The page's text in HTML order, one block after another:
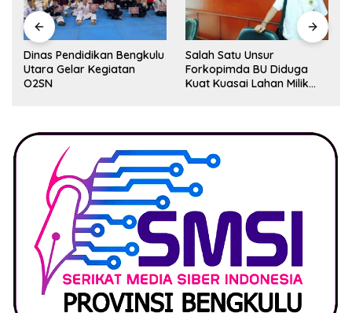
Dinas Pendidikan Bengkulu
Utara Gelar Kegiatan
O2SN
Salah Satu Unsur
Forkopimda BU Diduga
Kuat Kuasai Lahan Milik